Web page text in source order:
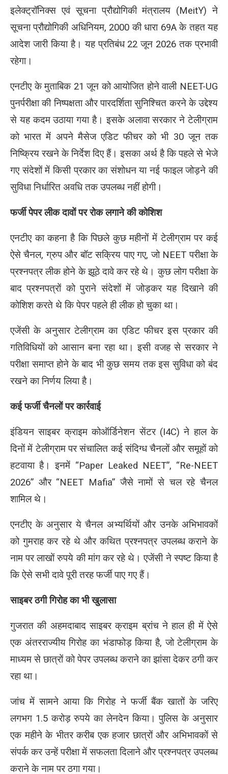
इलेक्ट्रॉनिक्स एवं सूचना प्रौद्योगिकी मंत्रालय (MeitY) ने
सूचना प्रौद्योगिकी अधिनियम, 2000 की धारा 69A के तहत यह
आदेश जारी किया है। यह प्रतिबंध 22 जून 2026 तक प्रभावी
रहेगा।
एनटीए के मुताबिक 21 जून को आयोजित होने वाली NEET-UG
पुनर्परीक्षा की निष्पक्षता और पारदर्शिता सुनिश्चित करने के उद्देश्य
से यह कदम उठाया गया है। इसके अलावा सरकार ने टेलीग्राम
को भारत में अपने मैसेज एडिट फीचर को भी 30 जून तक
निष्क्रिय रखने के निर्देश दिए हैं। इसका अर्थ है कि पहले से भेजे
गए संदेशों में किसी प्रकार का संशोधन या नई फाइल जोड़ने की
सुविधा निर्धारित अवधि तक उपलब्ध नहीं होगी।
फर्जी पेपर लीक दावों पर रोक लगाने की कोशिश
एनटीए का कहना है कि पिछले कुछ महीनों में टेलीग्राम पर कई
ऐसे चैनल, ग्रुप और बॉट सक्रिय पाए गए, जो NEET परीक्षा के
प्रश्नपत्र लीक होने के झूठे दावे कर रहे थे। कुछ लोग परीक्षा के
बाद प्रश्नपत्रों को पुराने संदेशों में जोड़कर यह दिखाने की
कोशिश करते थे कि पेपर पहले ही लीक हो चुका था।
एजेंसी के अनुसार टेलीग्राम का एडिट फीचर इस प्रकार की
गतिविधियों को आसान बना रहा था। इसी वजह से सरकार ने
परीक्षा समाप्त होने के बाद भी कुछ समय तक इस सुविधा को बंद
रखने का निर्णय लिया है।
कई फर्जी चैनलों पर कार्रवाई
इंडियन साइबर क्राइम कोऑर्डिनेशन सेंटर (I4C) ने हाल के
दिनों में टेलीग्राम पर संचालित कई संदिग्ध चैनलों और समूहों को
हटवाया है। इनमें “Paper Leaked NEET”, “Re-NEET
2026” और “NEET Mafia” जैसे नामों से चल रहे चैनल
शामिल थे।
एनटीए के अनुसार ये चैनल अभ्यर्थियों और उनके अभिभावकों
को गुमराह कर रहे थे और कथित प्रश्नपत्र उपलब्ध कराने के
नाम पर लाखों रुपये की मांग कर रहे थे। एजेंसी ने स्पष्ट किया है
कि ऐसे सभी दावे पूरी तरह फर्जी पाए गए हैं।
साइबर ठगी गिरोह का भी खुलासा
गुजरात की अहमदाबाद साइबर क्राइम ब्रांच ने हाल ही में ऐसे
एक अंतरराज्यीय गिरोह का भंडाफोड़ किया है, जो टेलीग्राम के
माध्यम से छात्रों को पेपर उपलब्ध कराने का झांसा देकर ठगी कर
रहा था।
जांच में सामने आया कि गिरोह ने फर्जी बैंक खातों के जरिए
लगभग 1.5 करोड़ रुपये का लेनदेन किया। पुलिस के अनुसार
एक महीने के भीतर करीब एक हजार छात्रों और अभिभावकों से
संपर्क कर उन्हें परीक्षा में सफलता दिलाने और प्रश्नपत्र उपलब्ध
कराने के नाम पर ठगा गया।